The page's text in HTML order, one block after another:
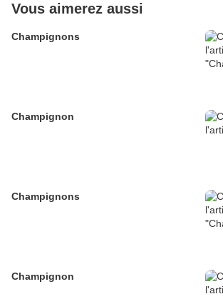
Vous aimerez aussi
Champignons
Champignon
Champignons
Champignon